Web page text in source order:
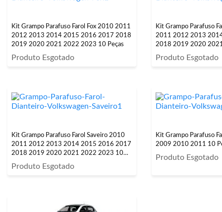
Kit Grampo Parafuso Farol Fox 2010 2011
2012 2013 2014 2015 2016 2017 2018
2019 2020 2021 2022 2023 10 Peças
Produto Esgotado
Kit Grampo Parafuso
2011 2012 2013
2018 2019 2020
Peças
Produto Esgotado
Kit Grampo Parafuso Farol Saveiro 2010
2011 2012 2013 2014 2015 2016 2017
2018 2019 2020 2021 2022 2023 10
Peças
Produto Esgotado
Kit Grampo Parafuso
2009 2010 2011 10
Produto Esgotado